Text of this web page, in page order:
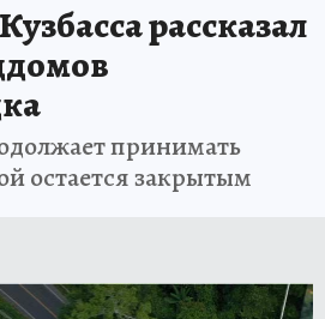
рассказал
принимать
остается закрытым